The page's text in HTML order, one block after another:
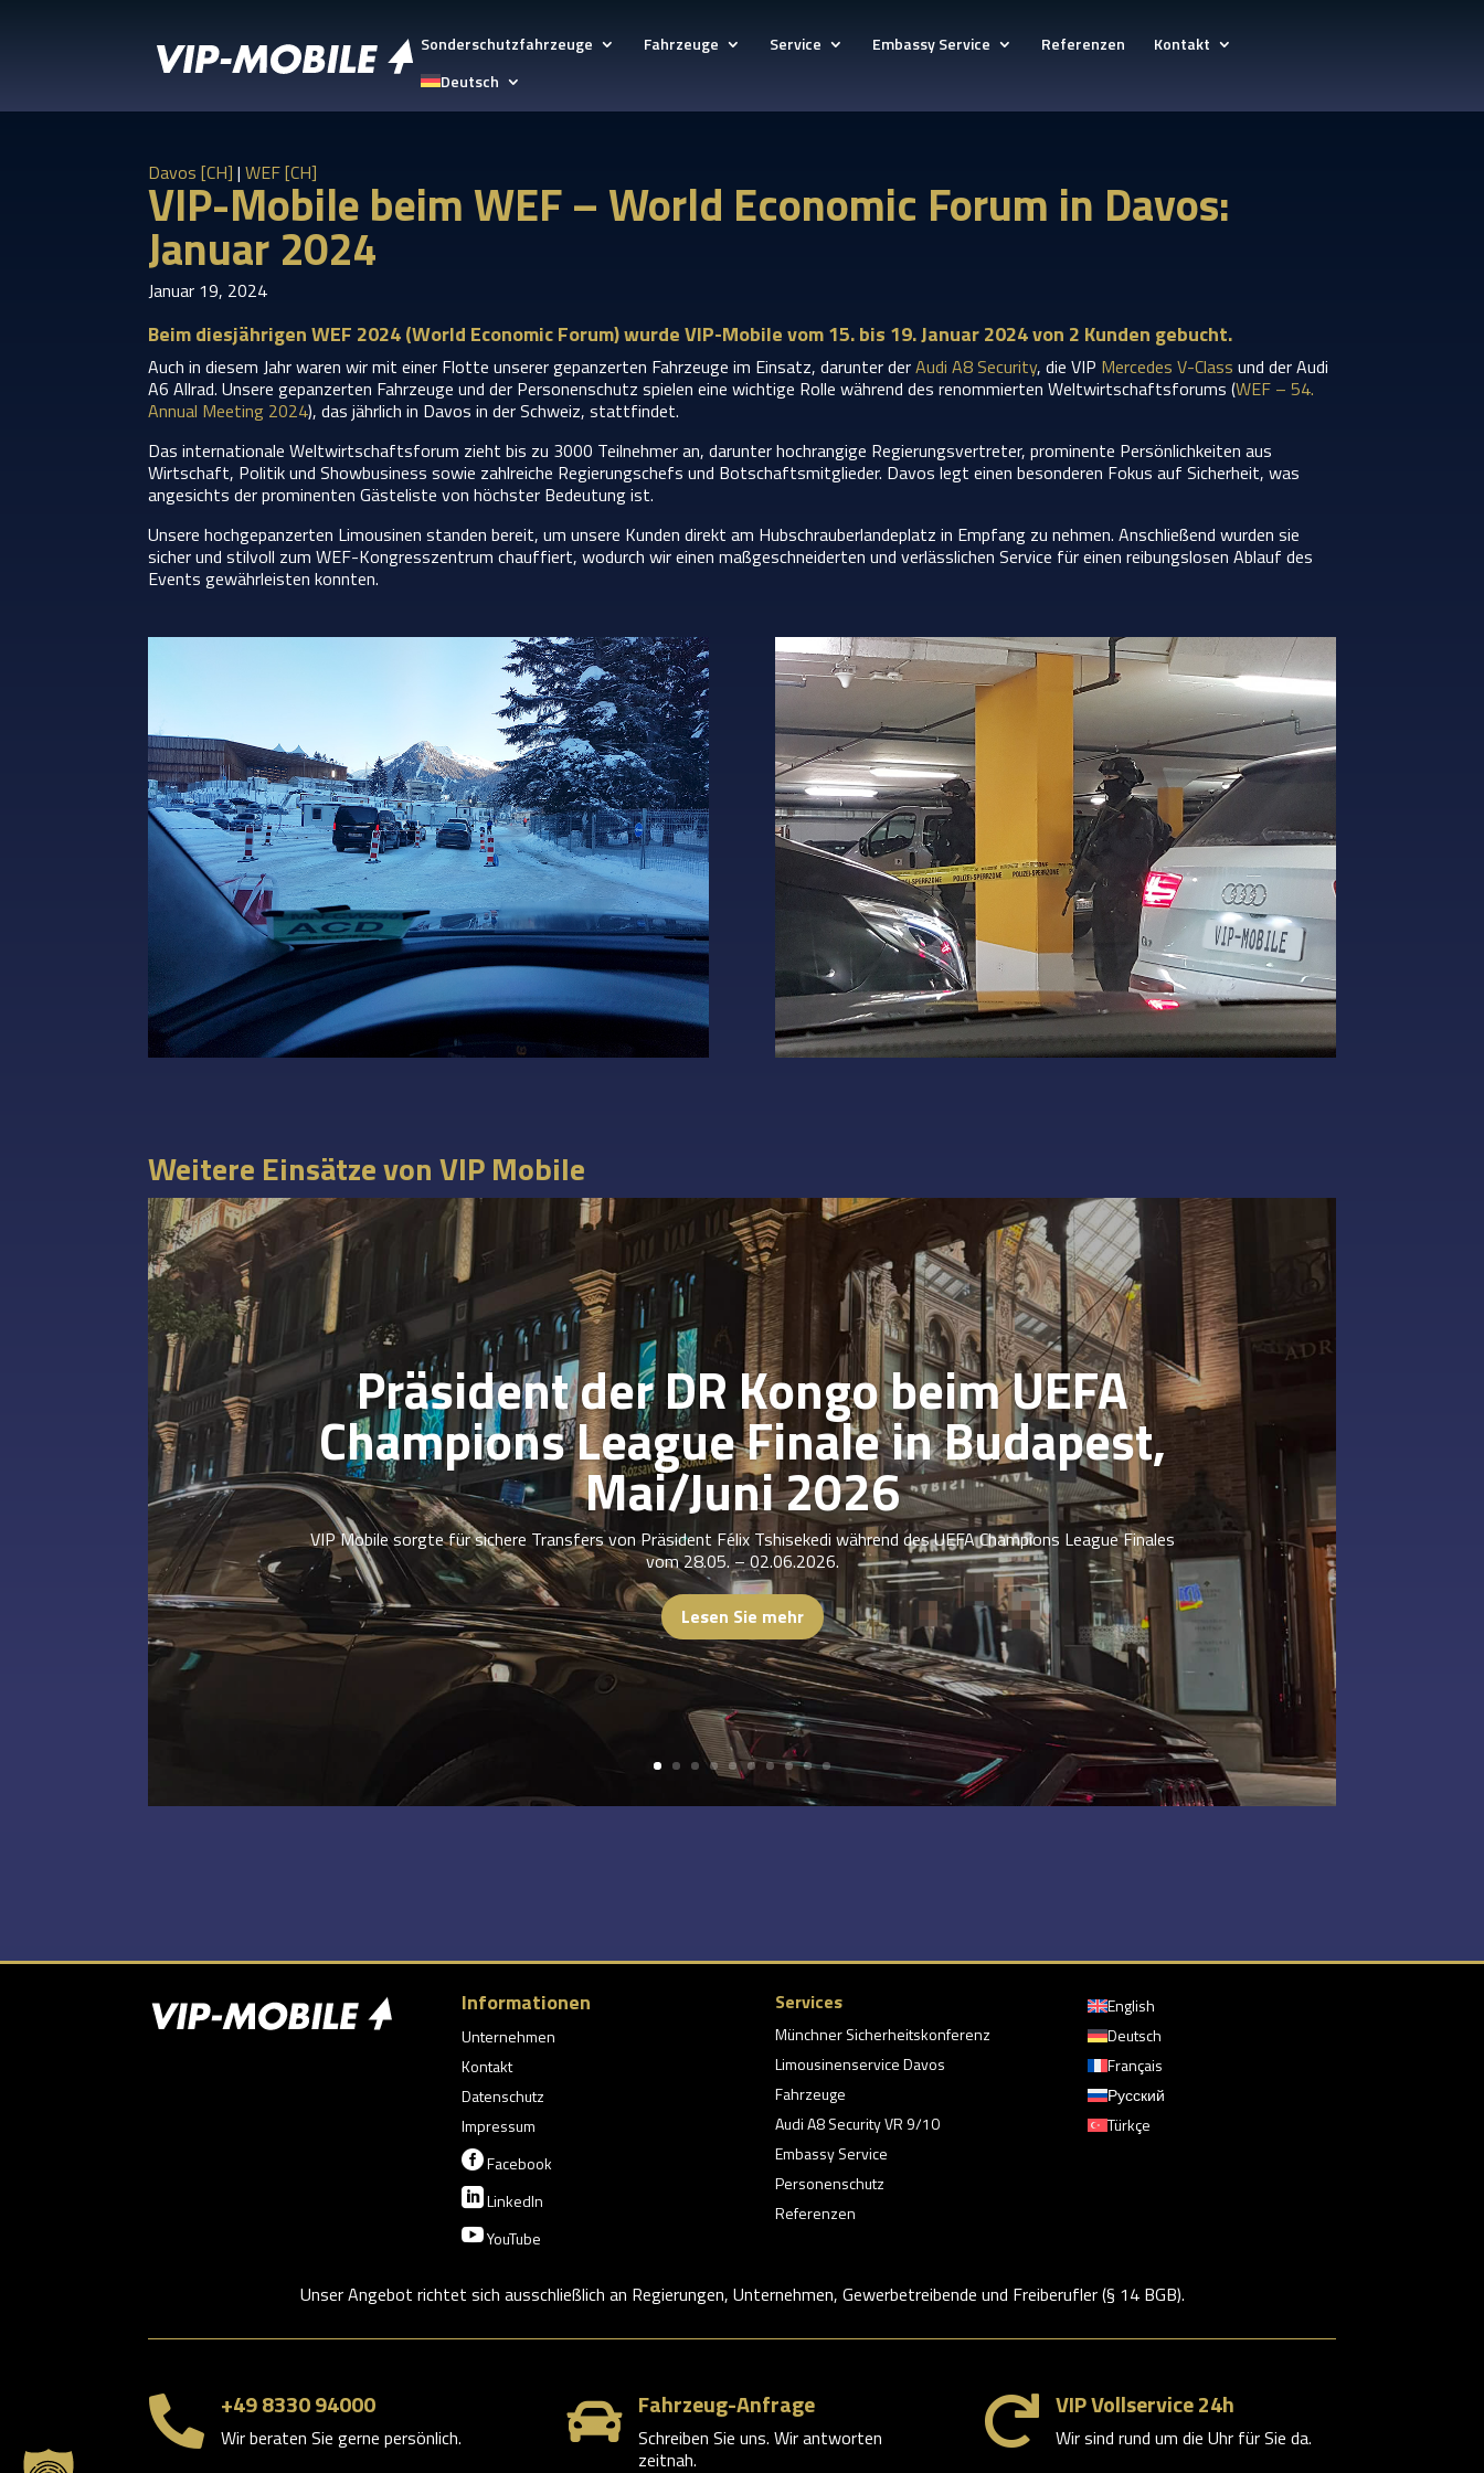
Sonderschutzfahrzeuge Fahrzeuge Service Embassy Service Referenzen
Kontakt
Deutsch
Davos [CH] |WEF [CH]
VIP-Mobile beim WEF – World Economic Forum in Davos:
Januar 2024
Januar 19, 2024
Beim diesjährigen WEF 2024 (World Economic Forum) wurde VIP-Mobile vom 15. bis 19. Januar 2024 von 2 Kunden gebucht.
Auch in diesem Jahr waren wir mit einer Flotte unserer gepanzerten Fahrzeuge im Einsatz, darunter derAudi A8 Security, die VIP Mercedes V-Class und der Audi
A6 Allrad. Unsere gepanzerten Fahrzeuge und der Personenschutz spielen eine wichtige Rolle während des renommierten Weltwirtschaftsforums (WEF – 54.
Annual Meeting 2024), das jährlich in Davos in der Schweiz, stattfindet.
Das internationale Weltwirtschaftsforum zieht bis zu 3000 Teilnehmer an, darunter hochrangige Regierungsvertreter, prominente Persönlichkeiten aus
Wirtschaft, Politik und Showbusiness sowie zahlreiche Regierungschefs und Botschaftsmitglieder. Davos legt einen besonderen Fokus auf Sicherheit, was
angesichts der prominenten Gästeliste von höchster Bedeutung ist.
Unsere hochgepanzerten Limousinen standen bereit, um unsere Kunden direkt am Hubschrauberlandeplatz in Empfang zu nehmen. Anschließend wurden sie
sicher und stilvoll zum WEF-Kongresszentrum chauffiert, wodurch wir einen maßgeschneiderten und verlässlichen Service für einen reibungslosen Ablauf des
Events gewährleisten konnten.
Weitere Einsätze von VIP Mobile
Präsident der DR Kongo beim UEFA
Champions League Finale in Budapest,
Mai/Juni 2026
VIP Mobile sorgte für sichere Transfers von Präsident Félix Tshisekedi während des UEFA Champions League Finales
vom 28.05. – 02.06.2026.
Lesen Sie mehr
Informationen
Unternehmen
Kontakt
Datenschutz
Impressum
Facebook
LinkedIn
YouTube
Services
Münchner Sicherheitskonferenz
Limousinenservice Davos
Fahrzeuge
Audi A8 Security VR 9/10
Embassy Service
Personenschutz
Referenzen
English
Deutsch
Français
Русский
Türkçe
Unser Angebot richtet sich ausschließlich an Regierungen, Unternehmen, Gewerbetreibende und Freiberufler (§ 14 BGB).
 +49 8330 94000
Wir beraten Sie gerne persönlich.  Fahrzeug-Anfrage
Schreiben Sie uns. Wir antworten
zeitnah.
 VIP Vollservice 24h
Wir sind rund um die Uhr für Sie da.